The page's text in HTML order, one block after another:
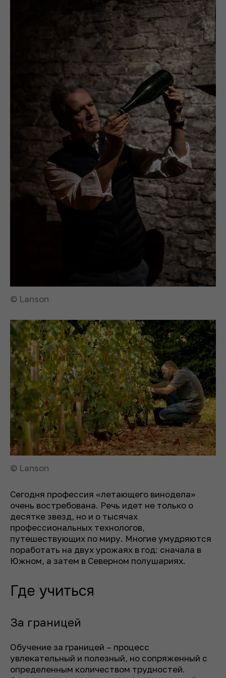
© Lanson
© Lanson
Сегодня профессия «летающего винодела»
очень востребована. Речь идет не только о
десятке звезд, но и о тысячах
профессиональных технологов,
путешествующих по миру. Многие умудряются
поработать на двух урожаях в год: сначала в
Южном, а затем в Северном полушариях.
Где учиться
За границей
Обучение за границей – процесс
увлекательный и полезный, но сопряженный с
определенным количеством трудностей.